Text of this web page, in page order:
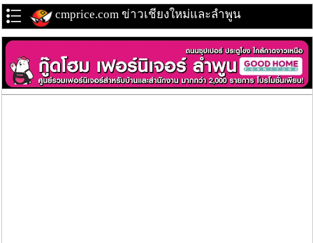
cmprice.com ข่าวเชียงใหม่และลำพูน